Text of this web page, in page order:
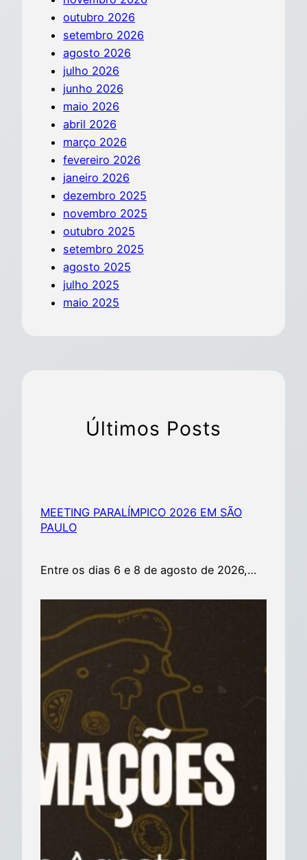
outubro 2026
setembro 2026
agosto 2026
julho 2026
junho 2026
maio 2026
abril 2026
março 2026
fevereiro 2026
janeiro 2026
dezembro 2025
novembro 2025
outubro 2025
setembro 2025
agosto 2025
julho 2025
maio 2025
Últimos Posts
MEETING PARALÍMPICO 2026 EM SÃO
PAULO
Entre os dias 6 e 8 de agosto de 2026,…